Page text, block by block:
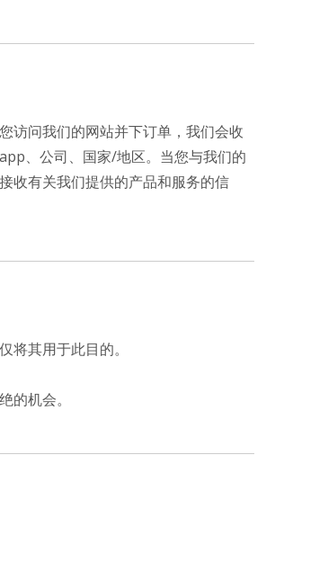
访问我们的网站并下订单，我们会收
、公司、国家/地区。当您与我们的
收有关我们提供的产品和服务的信
其用于此目的。
机会。